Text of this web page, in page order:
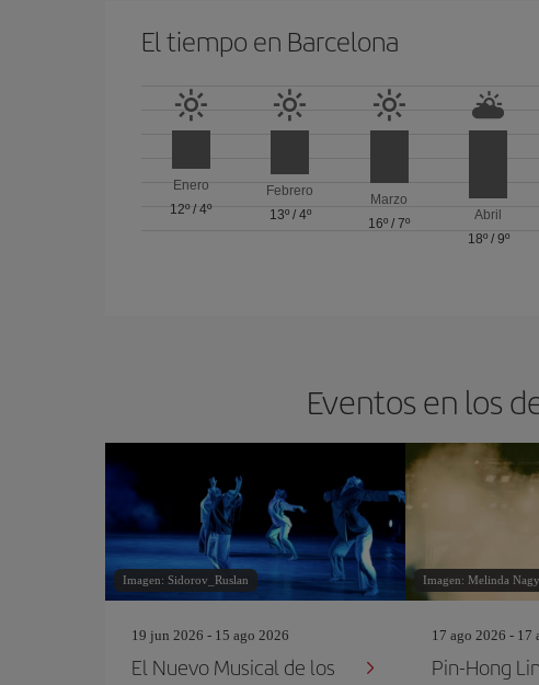
El tiempo en Barcelona
Enero
12º/4º
Febrero
13º/ 4º
Marzo
16º /7º
Abril
18º/ 9º
Eventos en los
Imagen: Sidorov_Ruslan
19 jun 2026 - 15 ago 2026
El Nuevo Musical de los
Imagen: Melinda Nagy
17 ago 2026 - 17
Pin‐Hong Lin